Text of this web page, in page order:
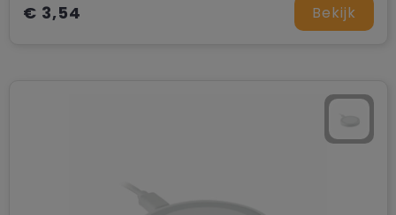
€ 3,54 Bekijk